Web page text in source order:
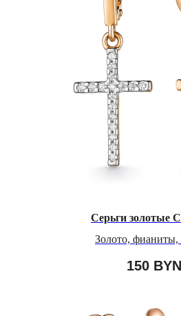
Серьги золотые
Золото, фианиты,
150 BYN